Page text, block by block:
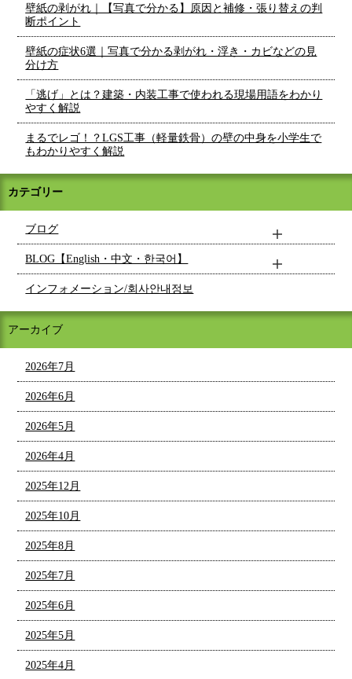
壁紙の剥がれ｜【写真で分かる】原因と補修・張り替えの判
断ポイント
壁紙の症状6選｜写真で分かる剥がれ・浮き・カビなどの見
分け方
「逃げ」とは？建築・内装工事で使われる現場用語をわかり
やすく解説
まるでレゴ！？LGS工事（軽量鉄骨）の壁の中身を小学生で
もわかりやすく解説
カテゴリー
ブログ
BLOG【English・中文・한국어】
インフォメーション/회사안내정보
アーカイブ
2026年7月
2026年6月
2026年5月
2026年4月
2025年12月
2025年10月
2025年8月
2025年7月
2025年6月
2025年5月
2025年4月